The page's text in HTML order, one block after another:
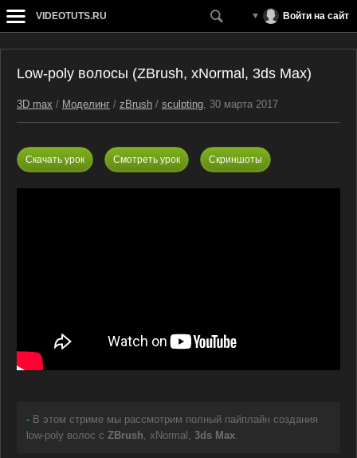
VIDEOTUTS.RU Войти на сайт
Low-poly волосы (ZBrush, xNormal, 3ds Max)
3D max / Моделинг / zBrush / sculpting, 30 марта 2017
Скачать урок Смотреть урок Скриншоты
- В этом стриме мы рассмотрим полный пайплайн создания
low-poly волос с ZBrush, xNormal, 3ds Max.